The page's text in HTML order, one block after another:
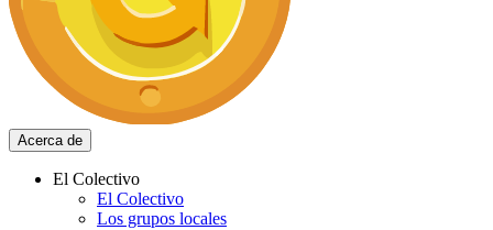
Acerca de
El Colectivo
El Colectivo
Los grupos locales